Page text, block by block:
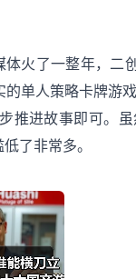
火了一整年，二
单人策略卡牌游
推进故事即可。
了非常多。